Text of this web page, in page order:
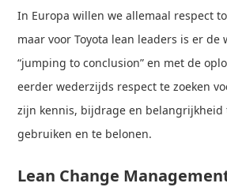
In Europa willen we allemaal respect
maar voor Toyota lean leaders is er de
“jumping to conclusion” en met de
eerder wederzijds respect te zoeken
zijn kennis, bijdrage en belangrijkheid
gebruiken en te belonen.
Lean Change